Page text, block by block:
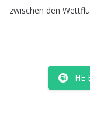
zwischen den
HE